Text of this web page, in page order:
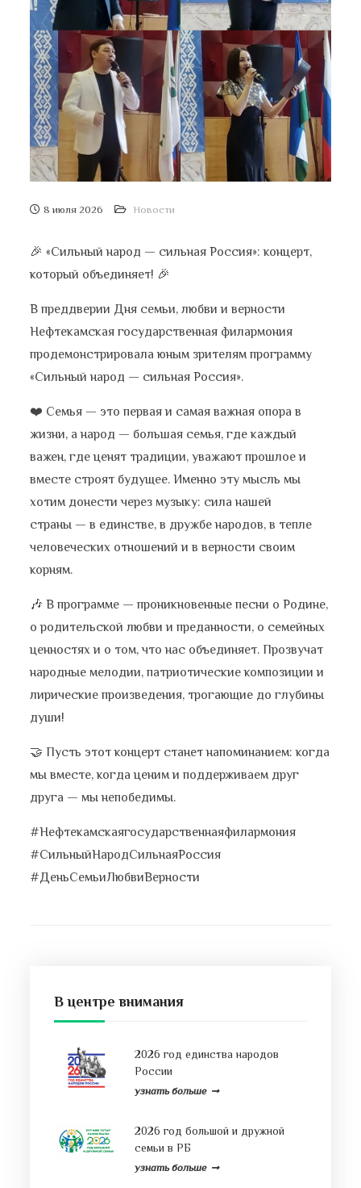
8 июля 2026 Новости
🎉 «Сильный народ — сильная Россия»: концерт,
который объединяет! 🎉
В преддверии Дня семьи, любви и верности
Нефтекамская государственная филармония
продемонстрировала юным зрителям программу
«Сильный народ — сильная Россия».
❤️ Семья — это первая и самая важная опора в
жизни, а народ — большая семья, где каждый
важен, где ценят традиции, уважают прошлое и
вместе строят будущее. Именно эту мысль мы
хотим донести через музыку: сила нашей
страны — в единстве, в дружбе народов, в тепле
человеческих отношений и в верности своим
корням.
🎶 В программе — проникновенные песни о Родине,
о родительской любви и преданности, о семейных
ценностях и о том, что нас объединяет. Прозвучат
народные мелодии, патриотические композиции и
лирические произведения, трогающие до глубины
души!
🤝 Пусть этот концерт станет напоминанием: когда
мы вместе, когда ценим и поддерживаем друг
друга — мы непобедимы.
#Нефтекамскаягосударственнаяфилармония
#СильныйНародСильнаяРоссия
#ДеньСемьиЛюбвиВерности
В центре внимания
2026 год единства народов
России
узнать больше
2026 год большой и дружной
семьи в РБ
узнать больше